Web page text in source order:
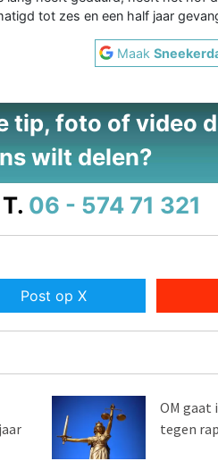
tot zes en een half jaar
Maak
tip, foto of video
wilt delen?
T. 06 - 574 71 321
Post op X
OM gaat
tegen